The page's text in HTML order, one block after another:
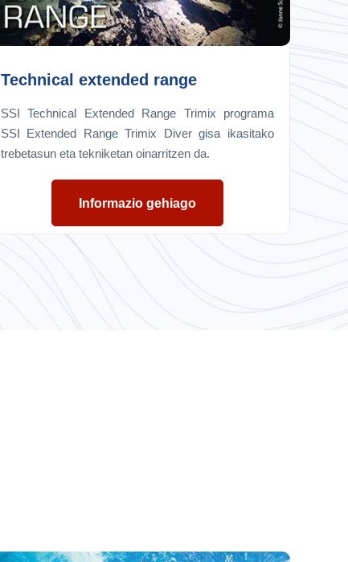
Technical extended range
SSI Technical Extended Range Trimix programa
SSI Extended Range Trimix Diver gisa ikasitako
trebetasun eta tekniketan oinarritzen da.
Informazio gehiago